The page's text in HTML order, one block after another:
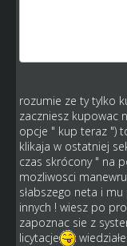
rozumie ze ty tylko
zaczniesz kupowac
opcje " kup teraz ")
klikaja w ostatniej
czas skrócony " na
mozliwosci
słabszego neta i
innych ! wiesz po
zapoznac sie z
licytacje